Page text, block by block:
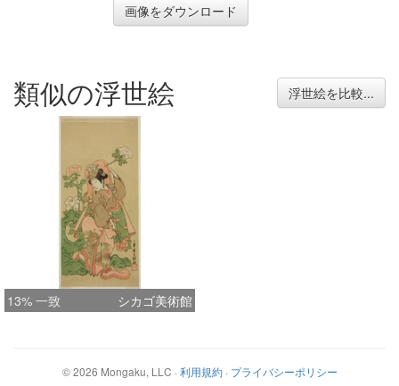
画像をダウンロード
類似の浮世絵 浮世絵を比較...
13% 一致 シカゴ美術館
©2026 Mongaku, LLC · 利用規約 · プライバシーポリシー